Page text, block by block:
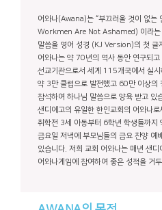
어와나(Awana)는 “부끄러울 것이 없는
Workmen Are Not Ashamed) 이라는
말씀을 영어 성경 (KJ Version)의 첫 글
어와나는 약 70년의 역사 동안 연구되고
선교기관으로서 세계 115개국에서 실
약 3만 클럽으로 발전했고 60만 이상의
참석하여 하나님 말씀으로 양육 받고 있
샌디에고의 유일한 한인교회의 어와나
취학전 3세 아동부터 6학년 학생들까지
금요일 저녁에 부모님들의 금요 찬양 예
있습니다. 저희 교회 어와나는 매년 샌
어와나게임에 참여하여 좋은 성적을 거